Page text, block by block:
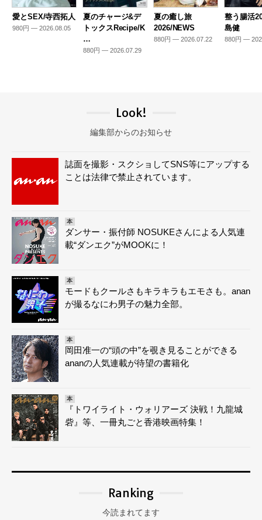
愛とSEX/寺西拓人
980円 — 2026.08.05
夏のチャージ&デ
トックスRecipe/K
…
880円 — 2026.07.29
夏の癒し旅
2026/NEWS
880円 — 2026.07.22
整う腸活
島健
880円 —
Look!
編集部からのお知らせ
誌面を撮影・スクショしてSNS等にアップする
ことは法律で禁止されています。
本
ダンサー・振付師 NOSUKEさんによる人気連
載“ダンエク”がMOOKに！
本
モードもクールさもキラキラもエモさも。anan
が撮るなにわ男子の魅力全部。
本
岡田准一の“頭の中”を覗き見ることができる
ananの人気連載が待望の書籍化
本
『トワイライト・ウォリアーズ 決戦！九龍城
砦』等、一冊丸ごと香港映画特集！
Ranking
今読まれてます